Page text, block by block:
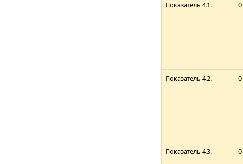
Показатель 4.1.
0
Показатель 4.2.
0
Показатель 4.3.
0